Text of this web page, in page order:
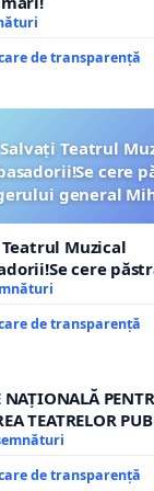
unui
pe copiii și
de transparență
Salvați Teatrul
cere
general
Muzical
cere
general
de transparență
NAȚIONALĂ
TEATRELOR
DIN ROMÂNIA
de transparență